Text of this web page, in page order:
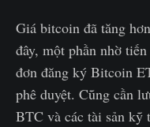
Giá bitcoin đã tăng
đây, một phần nhờ
đơn đăng ký Bitcoin
phê duyệt. Cũng cần
BTC và các tài sản kỹ